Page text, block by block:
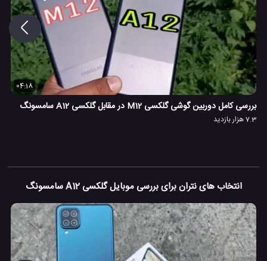
04:18
بررسی کامل دوربین گوشی گلکسی M12 در مقابل گلکسی A12 سامسونگ
7.3 هزار بازدید
انتخاب های نتران برای بررسی موبایل گلکسی A12 سامسونگ